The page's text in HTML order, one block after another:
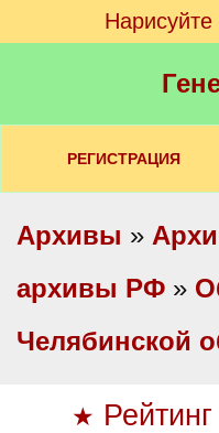
РЕГИСТРАЦИЯ
Архивы »
архивы РФ »
Челябинской
★ Рейтинг